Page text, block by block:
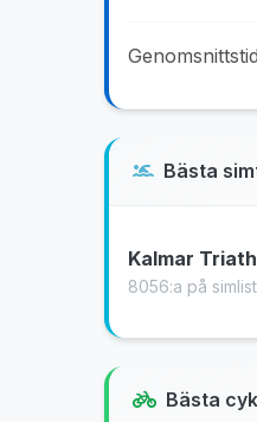
Genomsnittstid
Bästa
Kalmar
8056:a på
Bästa